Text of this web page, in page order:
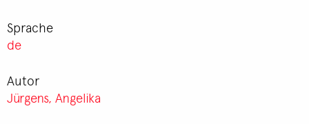
Sprache
de
Autor
Jürgens, Angelika